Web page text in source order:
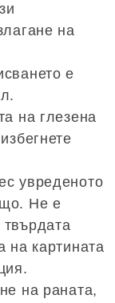
на
е
на глезена
увреденото
Не е
на картината
на раната,